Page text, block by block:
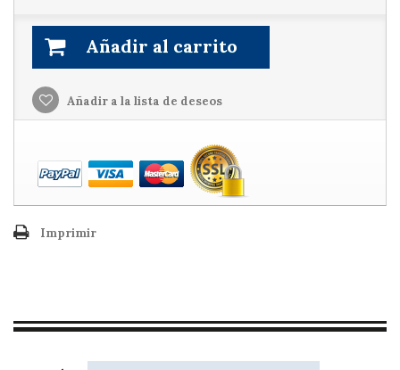
Añadir al carrito
Añadir a la lista de deseos
Imprimir